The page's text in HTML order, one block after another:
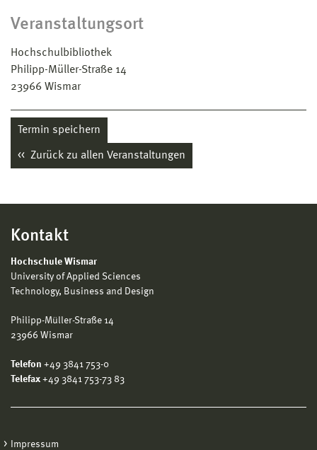
Veranstaltungsort
Hochschulbibliothek
Philipp-Müller-Straße 14
23966 Wismar
Termin speichern
Zurück zu allen Veranstaltungen
Kontakt
Hochschule Wismar
University of Applied Sciences
Technology, Business and Design
Philipp-Müller-Straße 14
23966 Wismar
Telefon +49 3841 753-0
Telefax +49 3841 753-73 83
Impressum